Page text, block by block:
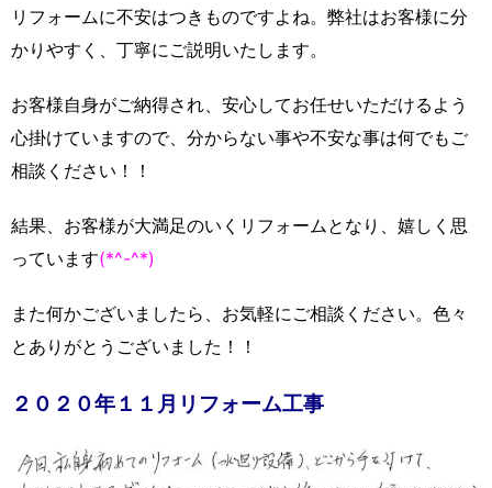
リフォームに不安はつきものですよね。弊社はお客様に分
かりやすく、丁寧にご説明いたします。
お客様自身がご納得され、安心してお任せいただけるよう
心掛けていますので、分からない事や不安な事は何でもご
相談ください！！
結果、お客様が大満足のいくリフォームとなり、嬉しく思
っています(*^-^*)
また何かございましたら、お気軽にご相談ください。色々
とありがとうございました！！
２０２０年１１月リフォーム工事